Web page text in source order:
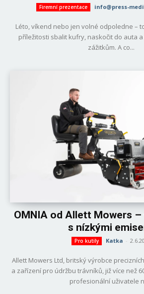
Firemní prezentace info@press-
Léto, víkend nebo jen volné odpoledne –
příležitosti sbalit kufry, naskočit do auta
zážitkům. A co...
OMNIA od Allett Mowers
s nízkými
Pro kutily Katka -
Allett Mowers Ltd, britský výrobce
a zařízení pro údržbu trávníků, již více než
profesionální uživatele